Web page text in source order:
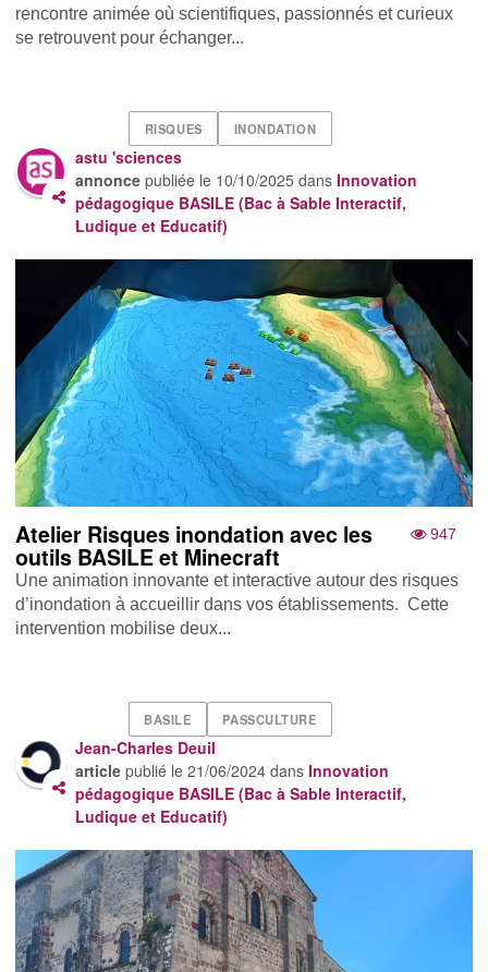
rencontre animée où scientifiques, passionnés et curieux
se retrouvent pour échanger...
RISQUES INONDATION
astu 'sciences
annonce publiée le 10/10/2025 dansInnovation
pédagogique BASILE (Bac à Sable Interactif,
Ludique et Educatif)
947
Atelier Risques inondation avec les
outils BASILE et Minecraft
Une animation innovante et interactive autour des risques
d’inondation à accueillir dans vos établissements. Cette
intervention mobilise deux...
BASILE PASSCULTURE
Jean-Charles Deuil
article publié le21/06/2024 dansInnovation
pédagogique BASILE (Bac à Sable Interactif,
Ludique et Educatif)